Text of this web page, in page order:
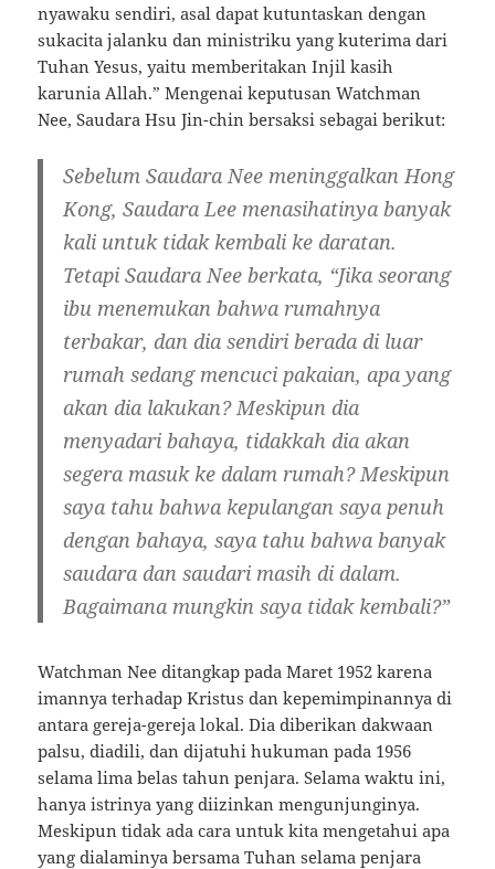
nyawaku sendiri, asal dapat kutuntaskan dengan
sukacita jalanku dan ministriku yang kuterima dari
Tuhan Yesus, yaitu memberitakan Injil kasih
karunia Allah.” Mengenai keputusan Watchman
Nee, Saudara Hsu Jin-chin bersaksi sebagai berikut:
Sebelum Saudara Nee meninggalkan Hong
Kong, Saudara Lee menasihatinya banyak
kali untuk tidak kembali ke daratan.
Tetapi Saudara Nee berkata, “Jika seorang
ibu menemukan bahwa rumahnya
terbakar, dan dia sendiri berada di luar
rumah sedang mencuci pakaian, apa yang
akan dia lakukan? Meskipun dia
menyadari bahaya, tidakkah dia akan
segera masuk ke dalam rumah? Meskipun
saya tahu bahwa kepulangan saya penuh
dengan bahaya, saya tahu bahwa banyak
saudara dan saudari masih di dalam.
Bagaimana mungkin saya tidak kembali?”
Watchman Nee ditangkap pada Maret 1952 karena
imannya terhadap Kristus dan kepemimpinannya di
antara gereja-gereja lokal. Dia diberikan dakwaan
palsu, diadili, dan dijatuhi hukuman pada 1956
selama lima belas tahun penjara. Selama waktu ini,
hanya istrinya yang diizinkan mengunjunginya.
Meskipun tidak ada cara untuk kita mengetahui apa
yang dialaminya bersama Tuhan selama penjara